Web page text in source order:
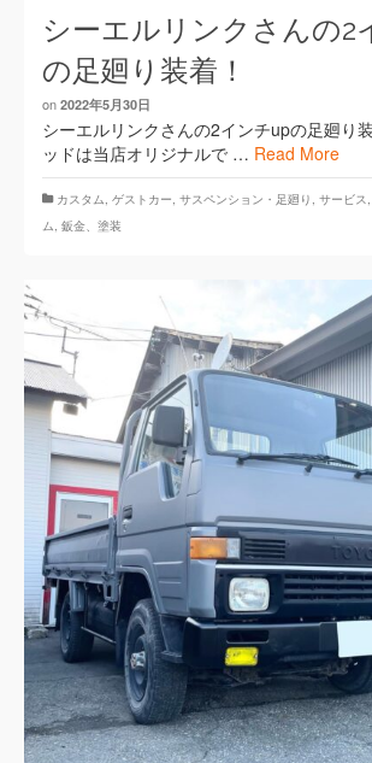
シーエルリンクさんの2
の足廻り装着！
on 2022年5月30日
シーエルリンクさんの2インチupの足廻り
ッドは当店オリジナルで … Read More
カスタム, ゲストカー, サスペンション・足廻り , サービス,
ム, 鈑金、塗装